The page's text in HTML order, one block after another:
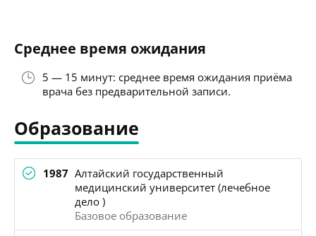
Среднее время ожидания
5 — 15 минут: среднее время ожидания приёма
врача без предварительной записи.
Образование
1987 Алтайский государственный
медицинский университет (лечебное
дело )
Базовое образование